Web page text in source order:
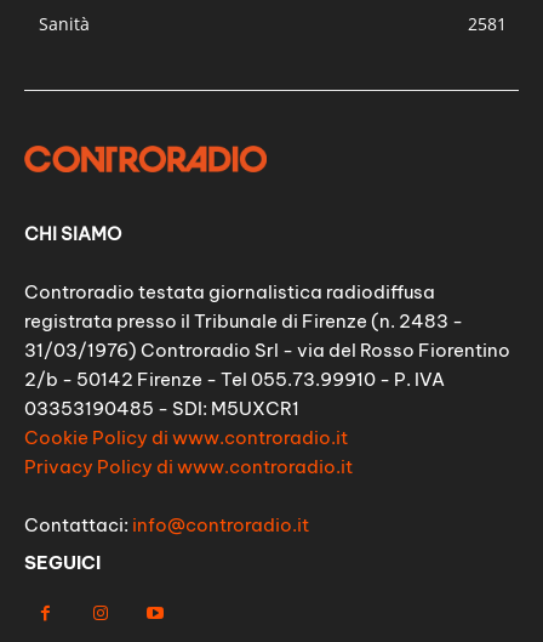
Sanità
2581
CHI SIAMO
Controradio testata giornalistica radiodiffusa
registrata presso il Tribunale di Firenze (n. 2483 -
31/03/1976) Controradio Srl - via del Rosso Fiorentino
2/b - 50142 Firenze - Tel 055.73.99910 - P. IVA
03353190485 - SDI: M5UXCR1
Cookie Policy di www.controradio.it
Privacy Policy di www.controradio.it
Contattaci: info@controradio.it
SEGUICI